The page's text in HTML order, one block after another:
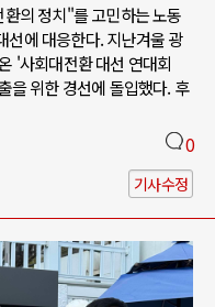
의 정치"를 고민하는 노동
선에 대응한다. 지난겨울 광
'사회대전환 대선 연대회
을 위한 경선에 돌입했다. 후
0
기사수정